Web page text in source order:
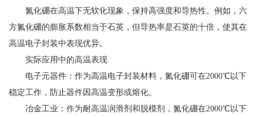
氮化硼在高温下无软化现象，保持高强度和导热性。例如，六
方氮化硼的膨胀系数相当于石英，但导热率是石英的十倍，使其在
高温电子封装中表现优异。
实际应用中的高温表现
电子元器件：作为高温电子封装材料，氮化硼可在2000℃以下
稳定工作，防止器件因高温变形或熔化。
冶金工业：作为耐高温润滑剂和脱模剂，氮化硼在2000℃以下